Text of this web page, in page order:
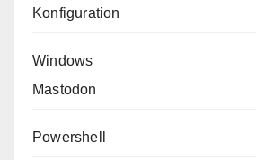
Konfiguration
Windows
Mastodon
Powershell